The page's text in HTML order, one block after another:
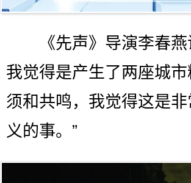
《先声》导演李春燕
我觉得是产生了两座城
须和共鸣，我觉得这是
义的事。”